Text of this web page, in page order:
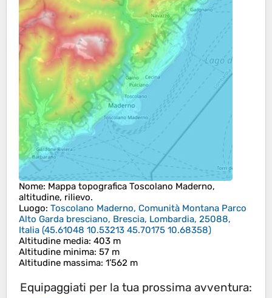
Nome: Mappa topografica Toscolano Maderno,
altitudine, rilievo.
Luogo: Toscolano Maderno, Comunità Montana Parco
Alto Garda bresciano, Brescia, Lombardia, 25088,
Italia (45.61048 10.53213 45.70175 10.68358)
Altitudine media: 403 m
Altitudine minima: 57 m
Altitudine massima: 1’562 m
Equipaggiati per la tua prossima avventura: